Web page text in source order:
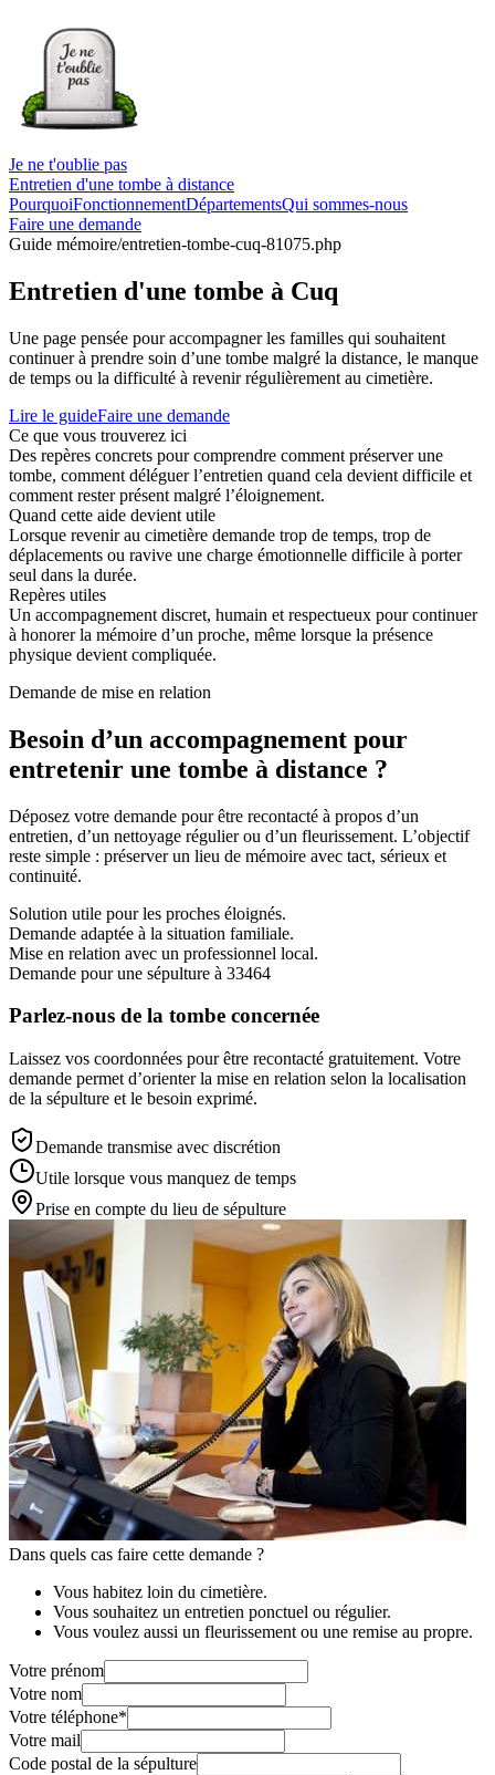
Je ne t'oublie pas
Entretien d'une tombe à distance
PourquoiFonctionnementDépartementsQui sommes-nous
Faire une demande
Guide mémoire/entretien-tombe-cuq-81075.php
Entretien d'une tombe à Cuq
Une page pensée pour accompagner les familles qui souhaitent
continuer à prendre soin d’une tombe malgré la distance, le manque
de temps ou la difficulté à revenir régulièrement au cimetière.
Lire le guideFaire une demande
Ce que vous trouverez ici
Des repères concrets pour comprendre comment préserver une
tombe, comment déléguer l’entretien quand cela devient difficile et
comment rester présent malgré l’éloignement.
Quand cette aide devient utile
Lorsque revenir au cimetière demande trop de temps, trop de
déplacements ou ravive une charge émotionnelle difficile à porter
seul dans la durée.
Repères utiles
Un accompagnement discret, humain et respectueux pour continuer
à honorer la mémoire d’un proche, même lorsque la présence
physique devient compliquée.
Demande de mise en relation
Besoin d’un accompagnement pour
entretenir une tombe à distance ?
Déposez votre demande pour être recontacté à propos d’un
entretien, d’un nettoyage régulier ou d’un fleurissement. L’objectif
reste simple : préserver un lieu de mémoire avec tact, sérieux et
continuité.
Solution utile pour les proches éloignés.
Demande adaptée à la situation familiale.
Mise en relation avec un professionnel local.
Demande pour une sépulture à 33464
Parlez-nous de la tombe concernée
Laissez vos coordonnées pour être recontacté gratuitement. Votre
demande permet d’orienter la mise en relation selon la localisation
de la sépulture et le besoin exprimé.
Demande transmise avec discrétion
Utile lorsque vous manquez de temps
Prise en compte du lieu de sépulture
Dans quels cas faire cette demande ?
Vous habitez loin du cimetière.
Vous souhaitez un entretien ponctuel ou régulier.
Vous voulez aussi un fleurissement ou une remise au propre.
Votre prénom
Votre nom
Votre téléphone*
Votre mail
Code postal de la sépulture